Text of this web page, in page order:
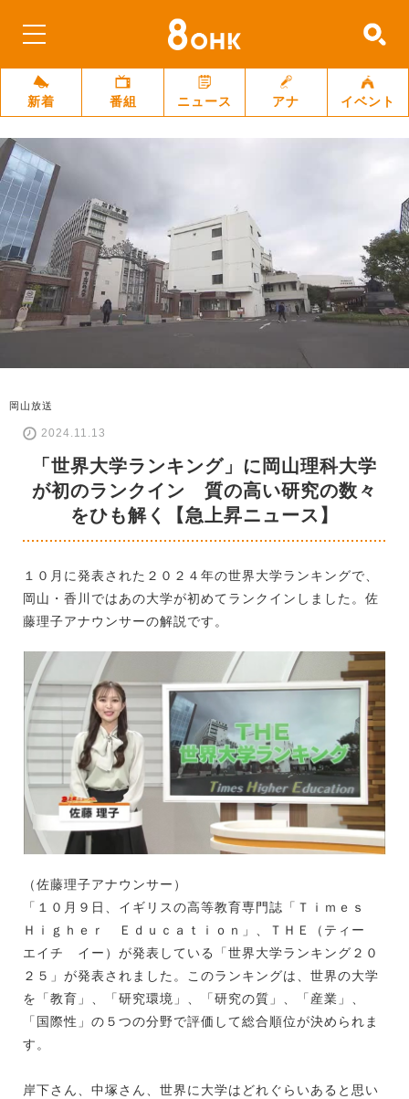
新着 番組 ニュース アナ イベント
岡山放送
2024.11.13
「世界大学ランキング」に岡山理科大学
が初のランクイン 質の高い研究の数々
をひも解く【急上昇ニュース】
１０月に発表された２０２４年の世界大学ランキングで、
岡山・香川ではあの大学が初めてランクインしました。佐
藤理子アナウンサーの解説です。
（佐藤理子アナウンサー）
「１０月９日、イギリスの高等教育専門誌「Ｔｉｍｅｓ
Ｈｉｇｈｅｒ Ｅｄｕｃａｔｉｏｎ」、ＴＨＥ（ティー
エイチ イー）が発表している「世界大学ランキング２０
２５」が発表されました。このランキングは、世界の大学
を「教育」、「研究環境」、「研究の質」、「産業」、
「国際性」の５つの分野で評価して総合順位が決められま
す。
岸下さん、中塚さん、世界に大学はどれぐらいあると思い